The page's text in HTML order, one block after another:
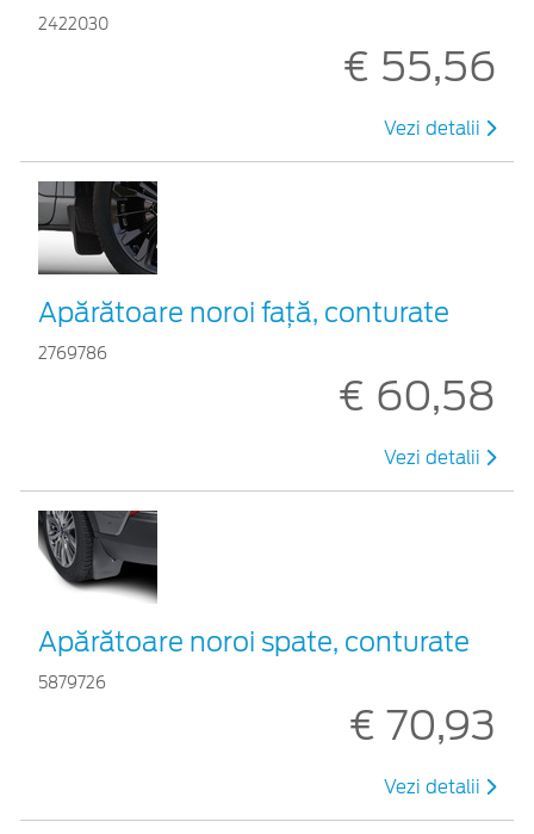
2422030
€ 55,56
Vezi detalii
Apărătoare noroi față, conturate
2769786
€ 60,58
Vezi detalii
Apărătoare noroi spate, conturate
5879726
€ 70,93
Vezi detalii